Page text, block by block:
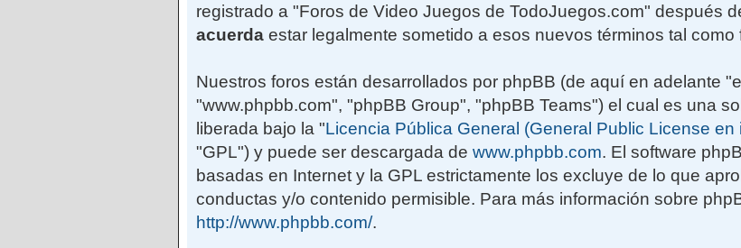
registrado a "Foros de Video Juegos de TodoJuegos.com" después
acuerda estar legalmente sometido a esos nuevos términos tal
Nuestros foros están desarrollados por phpBB (de aquí en adelante
"www.phpbb.com", "phpBB Group", "phpBB Teams") el cual es una
liberada bajo la "Licencia Pública General (General Public License en
"GPL") y puede ser descargada de www.phpbb.com. El software
basadas en Internet y la GPL estrictamente los excluye de lo que
conductas y/o contenido permisible. Para más información sobre
http://www.phpbb.com/.